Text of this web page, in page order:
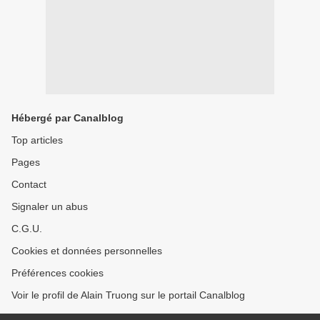
Hébergé par Canalblog
Top articles
Pages
Contact
Signaler un abus
C.G.U.
Cookies et données personnelles
Préférences cookies
Voir le profil de Alain Truong sur le portail Canalblog